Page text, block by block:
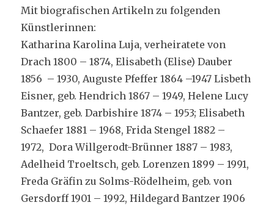
Mit biografischen Artikeln zu folgenden
Künstlerinnen:
Katharina Karolina Luja, verheiratete von
Drach 1800 – 1874, Elisabeth (Elise) Dauber
1856 – 1930, Auguste Pfeffer 1864 –1947 Lisbeth
Eisner, geb. Hendrich 1867 – 1949, Helene Lucy
Bantzer, geb. Darbishire 1874 – 1953; Elisabeth
Schaefer 1881 – 1968, Frida Stengel 1882 –
1972, Dora Willgerodt-Brünner 1887 – 1983,
Adelheid Troeltsch, geb. Lorenzen 1899 – 1991,
Freda Gräfin zu Solms-Rödelheim, geb. von
Gersdorff 1901 – 1992, Hildegard Bantzer 1906